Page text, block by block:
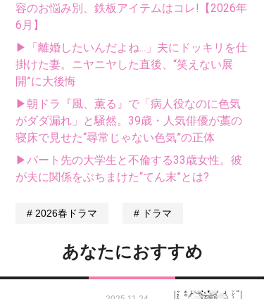
容のお悩み別、鉄板アイテムはコレ!【2026年
6月】
▶「離婚したいんだよね...」夫にドッキリを仕
掛けた妻。ニヤニヤした直後、“笑えない展
開”に大後悔
▶朝ドラ『風、薫る』で「病人役なのに色気
がダダ漏れ」と騒然。39歳・人気俳優が藁の
寝床で見せた“尋常じゃない色気”の正体
▶パート先の大学生と不倫する33歳女性。彼
が夫に関係をぶちまけた“てん末”とは?
2026春ドラマ ドラマ
あなたにおすすめ